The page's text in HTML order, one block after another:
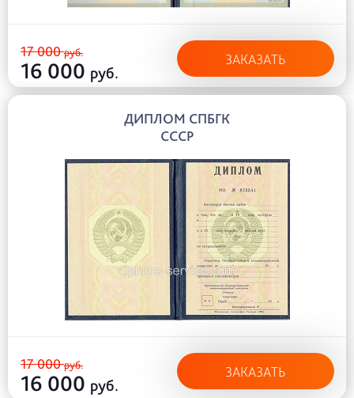
17 000руб.
16 000 руб.
ЗАКАЗАТЬ
ДИПЛОМ СПБГК
СССР
17 000руб.
16 000 руб.
ЗАКАЗАТЬ